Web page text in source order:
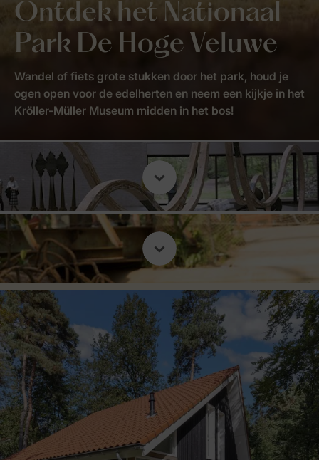
Ontdek het Nationaal
Park De Hoge Veluwe
Wandel of fiets grote stukken door het park, houd je
ogen open voor de edelherten en neem een kijkje in het
Kröller-Müller Museum midden in het bos!